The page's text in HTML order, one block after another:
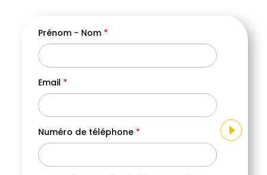
Prénom - Nom *
Email *
Numéro de téléphone *